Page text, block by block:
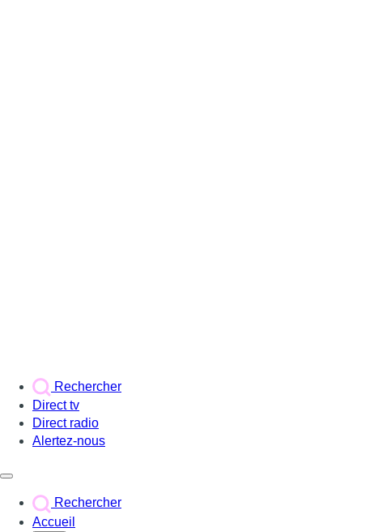
Rechercher
Direct tv
Direct radio
Alertez-nous
Rechercher
Accueil